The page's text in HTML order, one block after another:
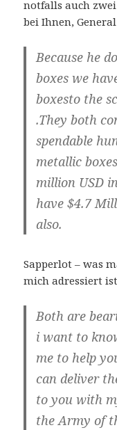
notfalls auch
bei Ihnen,
Because he
boxes we
boxesto the
.They both
spendable
metallic
million USD
have $4.7
also.
Sapperlot – was
mich adressiert
Both are
i want to
me to help
can deliver
to you with
the Army of